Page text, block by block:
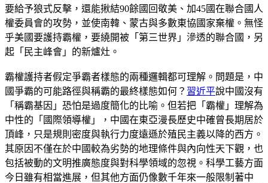
要給予狼式反擊，還能揪結90餘國回敬美、加45國在聯合國人
權委員會的攻勢，並使南韓、蒙古與多數東協國家棄權。無怪
乎美國要護持霸權，要繞開被「第三世界」滲透的聯合國，另
起「民主峰會」的新爐灶。
霸權護持者假定爭霸者樣態的兩種邏輯都可理解。問題是，中
國爭霸的可能路徑與稱霸的最終樣態如何？ 習近平說中國沒有
「稱霸基因」恐怕是過度簡化的比喻。但若把「霸權」理解為
中性的「國際領導權」，中國在東亞漫長歷史中確曾長期居於
頂峰，只是規則密度與執行力度遠遜於殖民主義以降的西方。
其原因不僅在於中國較為劣勢的地理條件與內向性天下觀，也
包括被動的文明推廣態度與對科學領域的忽視。科學工藝方面
今日雖有相當進展，但其他方面仍像數千年來一般限制著中